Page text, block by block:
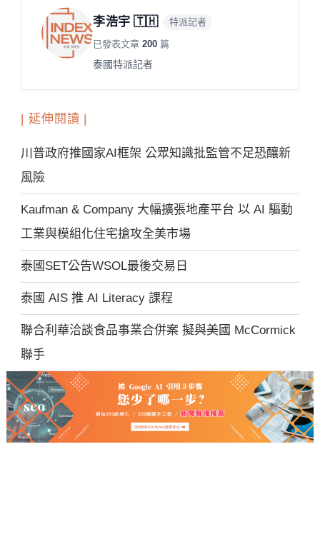
李浩宇 🇹🇭 特派記者
已發表文章200 篇
泰國特派記者
| 延伸閱讀 |
川普政府推國家AI框架 公眾知識批監管不足恐釀新
風險
Kaufman & Company 大幅擴張地產平台 以 AI 驅動
工業與模組化住宅搶攻全美市場
泰國SET公告WSOL最後交易日
泰國 AIS 推 AI Literacy 課程
聯合利華洽談食品事業合併案 擬與美國 McCormick
聯手